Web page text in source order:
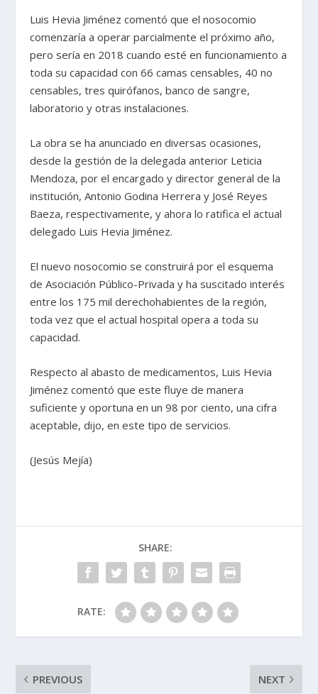
Luis Hevia Jiménez comentó que el nosocomio
comenzaría a operar parcialmente el próximo año,
pero sería en 2018 cuando esté en funcionamiento a
toda su capacidad con 66 camas censables, 40 no
censables, tres quirófanos, banco de sangre,
laboratorio y otras instalaciones.
La obra se ha anunciado en diversas ocasiones,
desde la gestión de la delegada anterior Leticia
Mendoza, por el encargado y director general de la
institución, Antonio Godina Herrera y José Reyes
Baeza, respectivamente, y ahora lo ratifica el actual
delegado Luis Hevia Jiménez.
El nuevo nosocomio se construirá por el esquema
de Asociación Público-Privada y ha suscitado interés
entre los 175 mil derechohabientes de la región,
toda vez que el actual hospital opera a toda su
capacidad.
Respecto al abasto de medicamentos, Luis Hevia
Jiménez comentó que este fluye de manera
suficiente y oportuna en un 98 por ciento, una cifra
aceptable, dijo, en este tipo de servicios.
(Jesús Mejía)
SHARE:
RATE:
PREVIOUS NEXT